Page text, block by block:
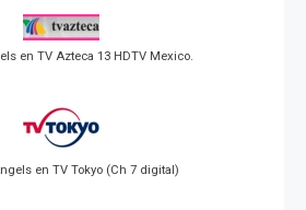
en TV Azteca 13 HDTV Mexico.
en TV Tokyo (Ch 7 digital)